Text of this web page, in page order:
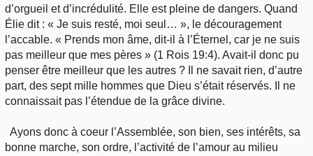
d’orgueil et d’incrédulité. Elle est pleine de dangers. Quand
Élie dit : « Je suis resté, moi seul… », le découragement
l’accable. « Prends mon âme, dit-il à l’Éternel, car je ne suis
pas meilleur que mes pères » (1 Rois 19:4). Avait-il donc pu
penser être meilleur que les autres ? Il ne savait rien, d’autre
part, des sept mille hommes que Dieu s’était réservés. Il ne
connaissait pas l’étendue de la grâce divine.
Ayons donc à coeur l’Assemblée, son bien, ses intérêts, sa
bonne marche, son ordre, l’activité de l’amour au milieu